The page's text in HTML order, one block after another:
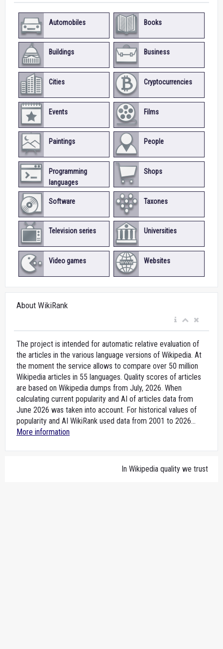
Automobiles Books
Buildings Business
Cities Cryptocurrencies
Events Films
Paintings People
Programming
languages
Shops
Software Taxones
Television series Universities
Video games Websites
About WikiRank
The project is intended for automatic relative evaluation of
the articles in the various language versions of Wikipedia. At
the moment the service allows to compare over 50 million
Wikipedia articles in 55 languages. Quality scores of articles
are based on Wikipedia dumps from July, 2026. When
calculating current popularity and AI of articles data from
June 2026 was taken into account. For historical values of
popularity and AI WikiRank used data from 2001 to 2026...
More information
In Wikipedia quality we trust